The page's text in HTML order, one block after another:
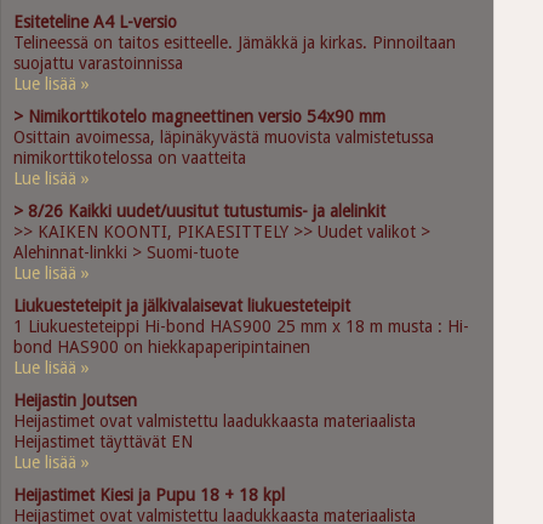
Esiteteline A4 L-versio
Telineessä on taitos esitteelle. Jämäkkä ja kirkas. Pinnoiltaan
suojattu varastoinnissa
Lue lisää »
> Nimikorttikotelo magneettinen versio 54x90 mm
Osittain avoimessa, läpinäkyvästä muovista valmistetussa
nimikorttikotelossa on vaatteita
Lue lisää »
> 8/26 Kaikki uudet/uusitut tutustumis- ja alelinkit
>> KAIKEN KOONTI, PIKAESITTELY >> Uudet valikot >
Alehinnat-linkki > Suomi-tuote
Lue lisää »
Liukuesteteipit ja jälkivalaisevat liukuesteteipit
1 Liukuesteteippi Hi-bond HAS900 25 mm x 18 m musta : Hi-
bond HAS900 on hiekkapaperipintainen
Lue lisää »
Heijastin Joutsen
Heijastimet ovat valmistettu laadukkaasta materiaalista
Heijastimet täyttävät EN
Lue lisää »
Heijastimet Kiesi ja Pupu 18 + 18 kpl
Heijastimet ovat valmistettu laadukkaasta materiaalista